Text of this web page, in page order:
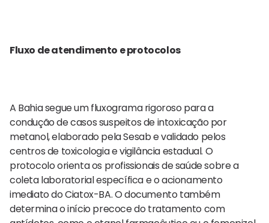
Fluxo de atendimento e protocolos
A Bahia segue um fluxograma rigoroso para a
condução de casos suspeitos de intoxicação por
metanol, elaborado pela Sesab e validado pelos
centros de toxicologia e vigilância estadual. O
protocolo orienta os profissionais de saúde sobre a
coleta laboratorial específica e o acionamento
imediato do Ciatox-BA. O documento também
determina o início precoce do tratamento com